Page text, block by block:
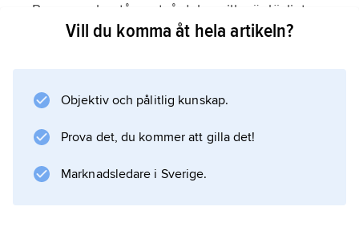
Romanen består av två delar, vilka är lösligt
sammanfogade. I den första delen möter
på de samtal som förs av Max och Ester i
andra delen beskriver det ”konfessionslösa
Vill du komma åt hela artikeln?
Objektiv och pålitlig kunskap.
Prova det, du kommer att gilla det!
Marknadsledare i Sverige.